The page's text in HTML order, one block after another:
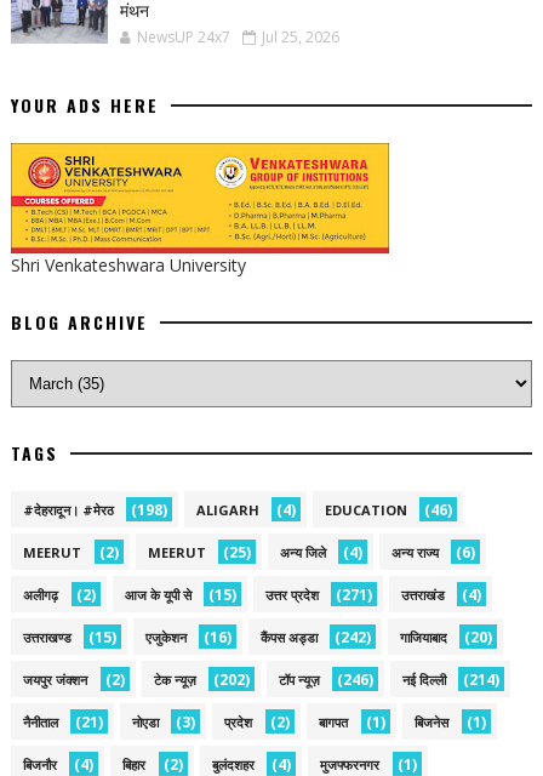
मंथन
NewsUP 24x7 Jul 25, 2026
YOUR ADS HERE
Shri Venkateshwara University
BLOG ARCHIVE
TAGS
#देहरादून। #मेरठ (198) ALIGARH (4) EDUCATION (46)
MEERUT (2) MEERUT (25) अन्य जिले (4) अन्य राज्य (6)
अलीगढ़ (2) आज के यूपी से (15) उत्तर प्रदेश (271) उत्तराखंड (4)
उत्तराखण्ड (15) एजुकेशन (16) कैंपस अड्डा (242) गाजियाबाद (20)
जयपुर जंक्शन (2) टेक न्यूज़ (202) टॉप न्यूज़ (246) नई द‍िल्ली (214)
नैनीताल (21) नोएडा (3) प्रदेश (2) बागपत (1) बिजनेस (1)
बिजनौर (4) बिहार (2) बुलंदशहर (4) मुजफ्फरनगर (1)